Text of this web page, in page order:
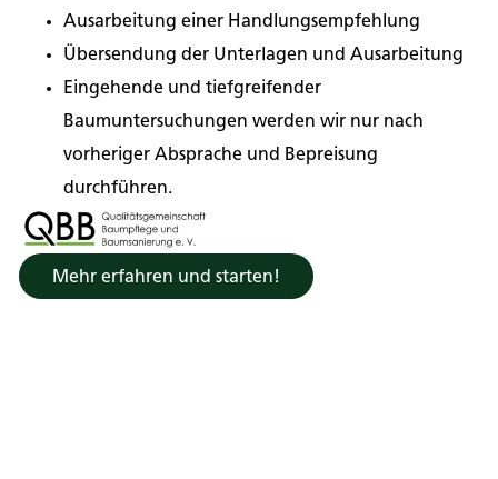
Ausarbeitung einer Handlungsempfehlung
Übersendung der Unterlagen und Ausarbeitung
Eingehende und tiefgreifender
Baumuntersuchungen werden wir nur nach
vorheriger Absprache und Bepreisung
durchführen.
Mehr erfahren und starten!